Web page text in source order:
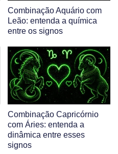
Combinação Aquário com
Leão: entenda a química
entre os signos
Combinação Capricórnio
com Áries: entenda a
dinâmica entre esses
signos